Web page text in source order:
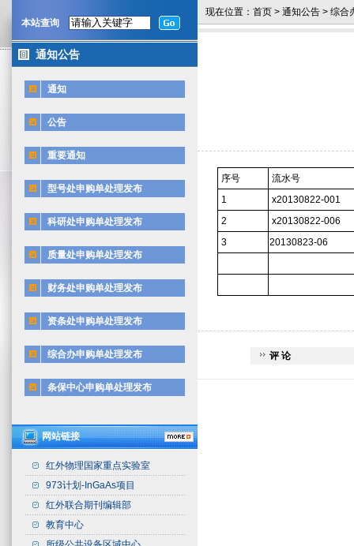
本站查询
通知公告
通知
公告
重要通知
型号处申购单处理发布
科研处申购单处理发布
质量处申购单处理发布
财务处申购单处理发布
资条处申购单处理发布
综合办申购单处理发布
条保中心申购单处理发布
网站链接
红外物理国家重点实验室
973计划-InGaAs项目
红外联合期刊编辑部
教育中心
现在位置： 首页 > 通知公告 > 综合
序号
流水号
1
x20130822-001
2
x20130822-006
3
20130823-06
评 论